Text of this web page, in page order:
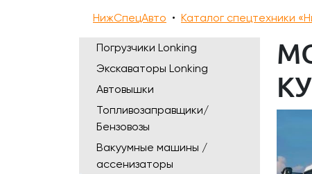
НижСпецАвто Каталог спецтехники
Погрузчики Lonking
Экскаваторы Lonking
Автовышки
Топливозаправщики/
Бензовозы
Вакуумные машины /
ассенизаторы